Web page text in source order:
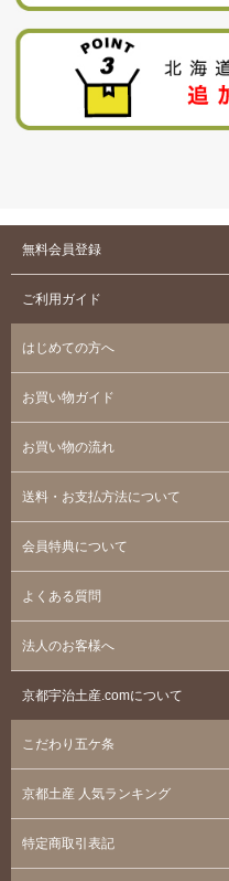
無料会員登録
ご利用ガイド
はじめての方へ
お買い物ガイド
お買い物の流れ
送料・お支払方法について
会員特典について
よくある質問
法人のお客様へ
京都宇治土産.comについて
こだわり五ケ条
京都土産 人気ランキング
特定商取引表記